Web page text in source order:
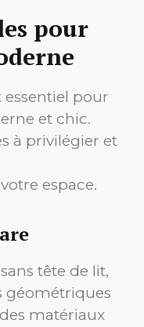
pour
essentiel pour
et chic.
à privilégier et
espace.
tête de lit,
géométriques
matériaux